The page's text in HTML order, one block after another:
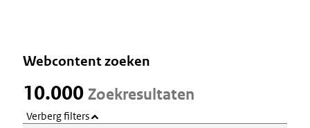
Webcontent zoeken
10.000 Zoekresultaten
Verberg filters